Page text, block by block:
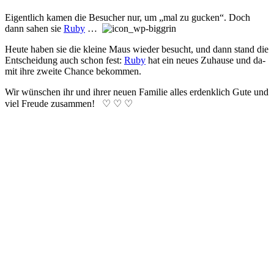
Eigentlich kamen die Be­sucher nur, um „mal zu guck­en“. Doch
dann sah­en sie Ruby …
Heute haben sie die klei­ne Maus wie­der be­sucht, und dann stand die
Ent­scheid­ung auch schon fest: Ruby hat ein neu­es Zu­hau­se und da­
mit ihre zwei­te Chan­ce be­kom­men.
Wir wünschen ihr und ihr­er neu­en Fa­mil­ie all­es er­denk­lich Gu­te und
viel Freu­de zu­sam­men! ♡ ♡ ♡